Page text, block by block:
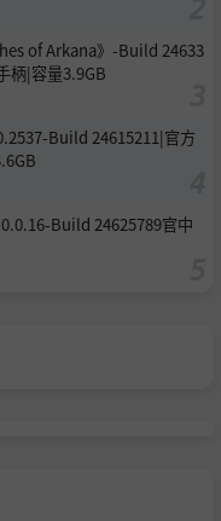
of Arkana》-Build 24633
柄|容量3.9GB
Build 24615211|官方
Build 24625789官中